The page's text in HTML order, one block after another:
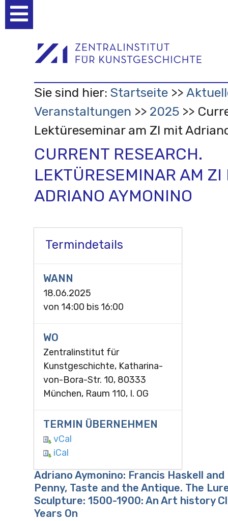
Werkzeuge
Sie sind hier: Startseite
Veranstaltungen
2025
Lektüreseminar am ZI mit
CURRENT RESEARCH.
LEKTÜRESEMINAR AM ZI
ADRIANO AYMONINO
Termindetails
WANN
18.06.2025
von 14:00 bis 16:00
WO
Zentralinstitut für
Kunstgeschichte, Katharina-
von-Bora-Str. 10, 80333
München, Raum 110, I. OG
TERMIN ÜBERNEHMEN
vCal
iCal
Adriano Aymonino: Francis Haskell and
Penny, Taste and the Antique. The
Sculpture: 1500-1900: An Art history
Years On